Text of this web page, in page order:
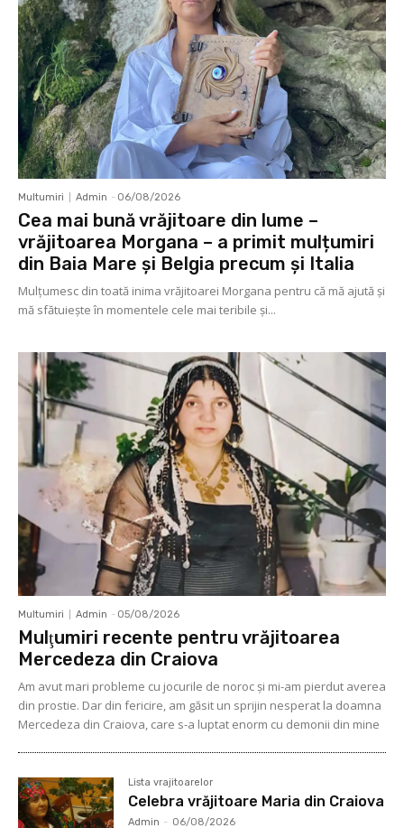
Multumiri Admin - 06/08/2026
Cea mai bună vrăjitoare din lume –
vrăjitoarea Morgana – a primit mulțumiri
din Baia Mare și Belgia precum și Italia
Mulţumesc din toată inima vrăjitoarei Morgana pentru că mă ajută și
mă sfătuiește în momentele cele mai teribile și...
Multumiri Admin - 05/08/2026
Mulţumiri recente pentru vrăjitoarea
Mercedeza din Craiova
Am avut mari probleme cu jocurile de noroc şi mi-am pierdut averea
din prostie. Dar din fericire, am găsit un sprijin nesperat la doamna
Mercedeza din Craiova, care s-a luptat enorm cu demonii din mine
Lista vrajitoarelor
Celebra vrăjitoare Maria din Craiova
Admin - 06/08/2026